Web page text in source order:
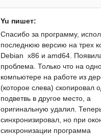
Yu пишет:
Спасибо за программу,
последнюю версию на трех
Debian x86 и amd64.
проблема. Только что на
компьютере на работе из
(которое слева) скопировал
подветвь в другое место, а
оригинальную удалил.
синхронизировал, но при
синхронизации программа